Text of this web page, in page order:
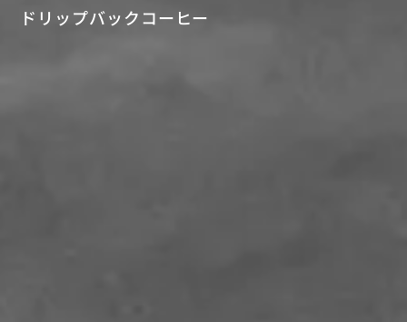
ドリップバックコーヒー